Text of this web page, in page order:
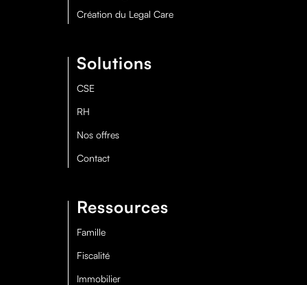
Création du Legal Care
Solutions
CSE
RH
Nos offres
Contact
Ressources
Famille
Fiscalité
Immobilier